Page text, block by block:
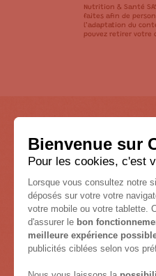
Nutrition & Santé
faites afin de
l’adaptation du
pouvez retirer votre
Nutrition & Santé
Route de
31250 Revel